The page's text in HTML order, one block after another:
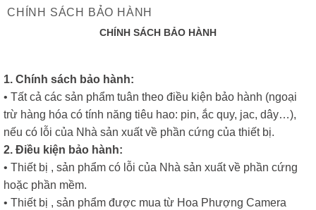
CHÍNH SÁCH BẢO HÀNH
CHÍNH SÁCH BẢO HÀNH
1. Chính sách bảo hành:
• Tất cả các sản phẩm tuân theo điều kiện bảo hành (ngoại
trừ hàng hóa có tính năng tiêu hao: pin, ắc quy, jac, dây…),
nếu có lỗi của Nhà sản xuất về phần cứng của thiết bị.
2. Điều kiện bảo hành:
• Thiết bị , sản phẩm có lỗi của Nhà sản xuất về phần cứng
hoặc phần mềm.
• Thiết bị , sản phẩm được mua từ Hoa Phượng Camera